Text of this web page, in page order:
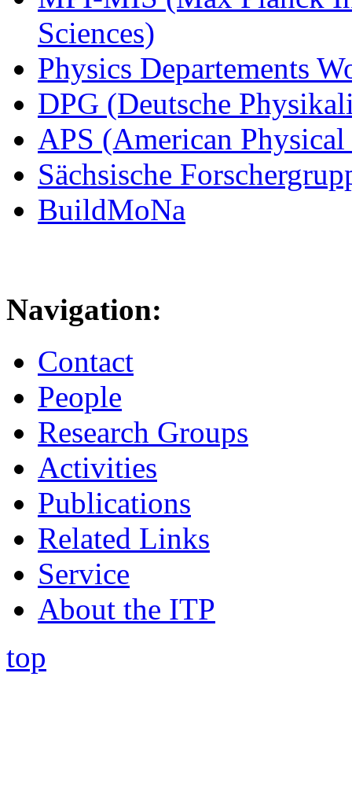
Sciences)
Physics Departements
DPG (Deutsche
APS (American
Sächsische
BuildMoNa
Navigation:
Contact
People
Research Groups
Activities
Publications
Related Links
Service
About the ITP
top